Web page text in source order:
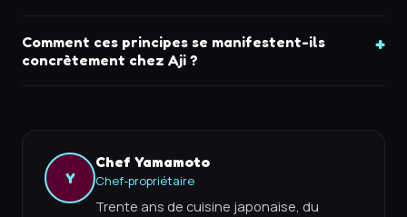
Comment ces principes se manifestent-ils
concrètement chez Aji ?
Y
Chef Yamamoto
Chef-propriétaire
Trente ans de cuisine japonaise, du